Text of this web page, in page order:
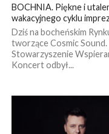
BOCHNIA. Piękne i
wakacyjnego cyklu
Dziś na bocheńskim
tworzące Cosmic
Stowarzyszenie
Koncert odbył...